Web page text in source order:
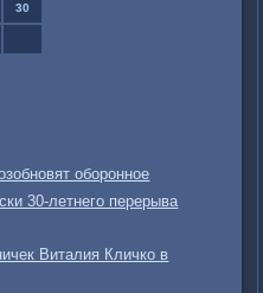
30
оборонное
30-летнего перерыва
Виталия Кличко в